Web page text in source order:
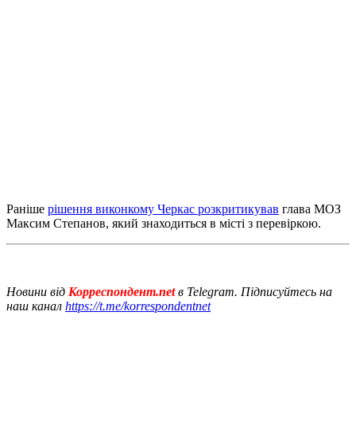
Раніше рішення виконкому Черкас розкритикував глава МОЗ
Максим Степанов, який знаходиться в місті з перевіркою.
Новини від Корреспондент.netв Telegram. Підписуйтесь на
наш канал https://t.me/korrespondentnet